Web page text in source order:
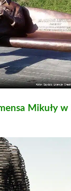
Mikuły w